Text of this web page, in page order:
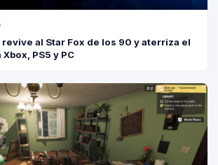
al Star Fox de los 90 y aterriza el
PS5 y PC